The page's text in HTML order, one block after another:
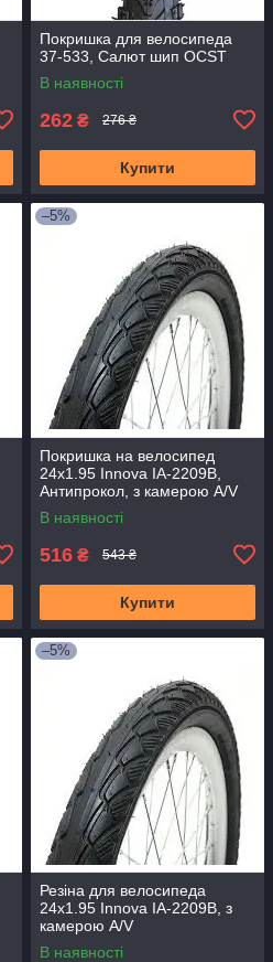
Покришка для велосипеда
37-533, Салют шип OCST
В наявності
262 ₴ 276 ₴
Купити
–5%
Покришка на велосипед
24x1.95 Innova IA-2209B,
Антипрокол, з камерою A/V
В наявності
516 ₴ 543 ₴
Купити
–5%
Резіна для велосипеда
24x1.95 Innova IA-2209B, з
камерою A/V
В наявності